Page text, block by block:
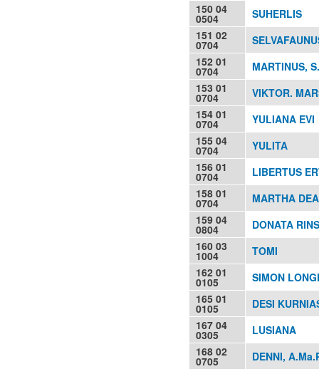
150 04
0504
SUHERLIS
151 02
0704
152 01
0704
MARTINUS,
153 01
0704
VIKTOR.
154 01
0704
YULIANA EVI
155 04
0704
YULITA
156 01
0704
LIBERTUS
158 01
0704
MARTHA DEA
159 04
0804
DONATA
160 03
1004
TOMI
162 01
0105
SIMON
165 01
0105
DESI
167 04
0305
LUSIANA
168 02
0705
DENNI,